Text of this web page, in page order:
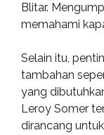
Blitar.
memahami
Selain itu,
tambahan
yang
Leroy Somer
dirancang